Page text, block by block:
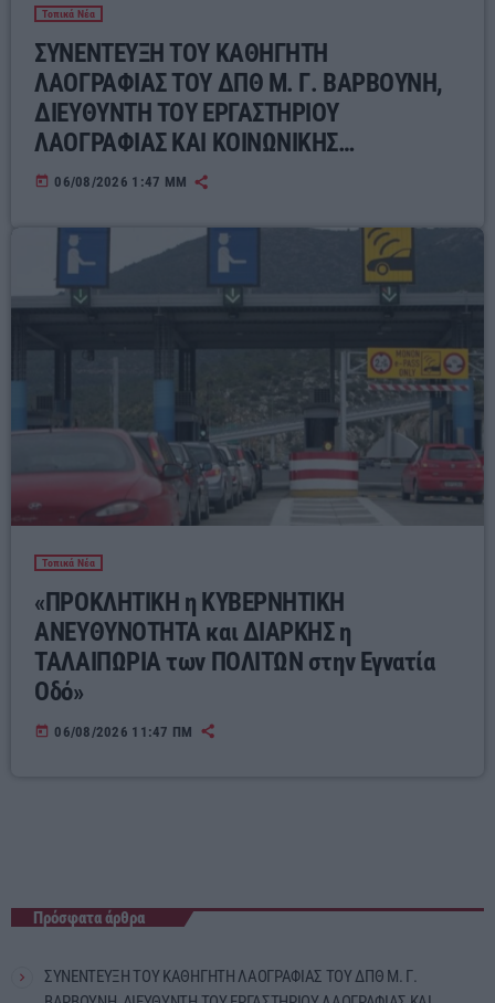
Τοπικά Νέα
ΣΥΝΕΝΤΕΥΞΗ ΤΟΥ ΚΑΘΗΓΗΤΗ
ΛΑΟΓΡΑΦΙΑΣ ΤΟΥ ΔΠΘ Μ. Γ. ΒΑΡΒΟΥΝΗ,
ΔΙΕΥΘΥΝΤΗ ΤΟΥ ΕΡΓΑΣΤΗΡΙΟΥ
ΛΑΟΓΡΑΦΙΑΣ ΚΑΙ ΚΟΙΝΩΝΙΚΗΣ
ΑΝΘΡΩΠΟΛΟΓΙΑΣ ΓΙΑ ΤΟΝ ΣΥΓΧΡΟΝΟ
today 06/08/2026 1:47 ΜΜ
Τοπικά Νέα
«ΠΡΟΚΛΗΤΙΚΗ η ΚΥΒΕΡΝΗΤΙΚΗ
ΑΝΕΥΘΥΝΟΤΗΤΑ και ΔΙΑΡΚΗΣ η
ΤΑΛΑΙΠΩΡΙΑ των ΠΟΛΙΤΩΝ στην Εγνατία
Οδό»
today 06/08/2026 11:47 ΠΜ
Πρόσφατα άρθρα
ΣΥΝΕΝΤΕΥΞΗ ΤΟΥ ΚΑΘΗΓΗΤΗ ΛΑΟΓΡΑΦΙΑΣ ΤΟΥ ΔΠΘ Μ. Γ.